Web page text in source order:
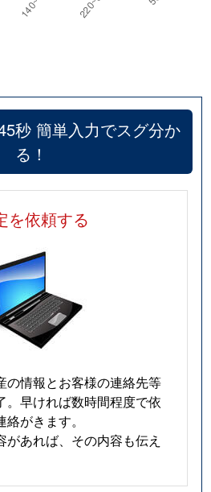
秒 簡単入力でスグ分か
る！
を依頼する
の情報とお客様の連絡先等
。早ければ数時間程度で依
がきます。
あれば、その内容も伝え